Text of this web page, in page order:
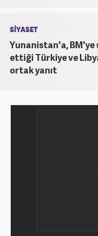
SİYASET
Yunanistan'a, BM'ye
ettiği Türkiye ve
ortak yanıt